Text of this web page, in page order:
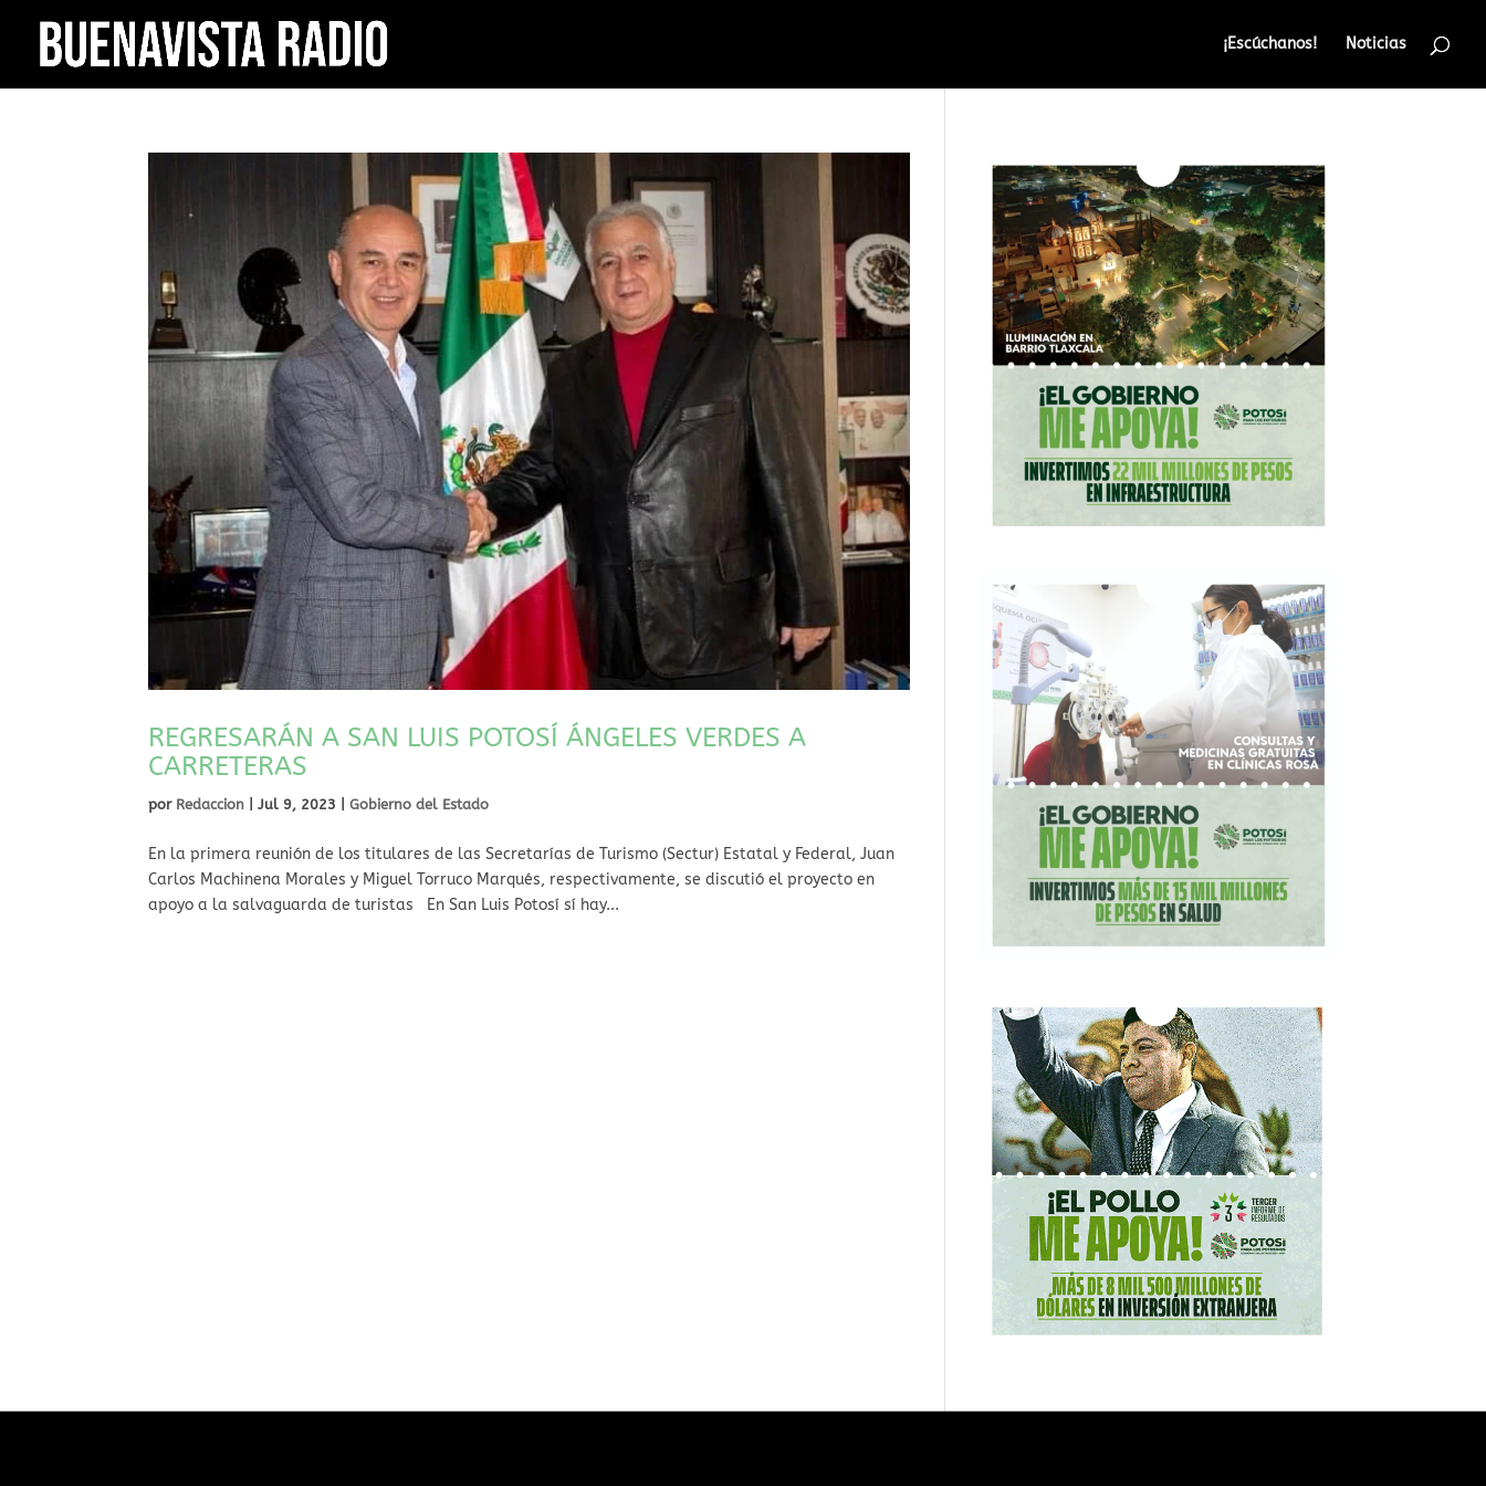
¡Escúchanos! Noticias
REGRESARÁN A SAN LUIS POTOSÍ ÁNGELES VERDES A
CARRETERAS
por Redaccion |Jul 9, 2023 |Gobierno del Estado
En la primera reunión de los titulares de las Secretarías de Turismo (Sectur) Estatal y Federal, Juan
Carlos Machinena Morales y Miguel Torruco Marqués, respectivamente, se discutió el proyecto en
apoyo a la salvaguarda de turistas En San Luis Potosí sí hay...